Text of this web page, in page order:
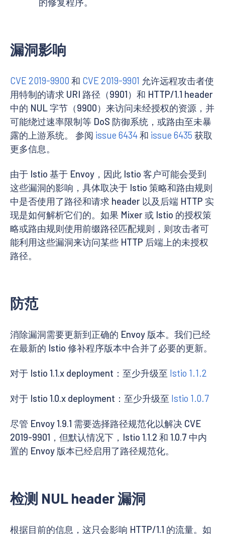
漏洞影响
CVE 2019-9900 和 CVE 2019-9901 允许远程攻击者使
用特制的请求 URI 路径（9901）和 HTTP/1.1 header
中的 NUL 字节（9900）来访问未经授权的资源，并
可能绕过速率限制等 DoS 防御系统，或路由至未暴
露的上游系统。 参阅 issue 6434和 issue 6435 获取
更多信息。
由于 Istio 基于 Envoy，因此 Istio 客户可能会受到
这些漏洞的影响，具体取决于 Istio 策略和路由规则
中是否使用了路径和请求 header 以及后端 HTTP 实
现是如何解析它们的。如果 Mixer 或 Istio 的授权策
略或路由规则使用前缀路径匹配规则，则攻击者可
能利用这些漏洞来访问某些 HTTP 后端上的未授权
路径。
防范
消除漏洞需要更新到正确的 Envoy 版本。我们已经
在最新的 Istio 修补程序版本中合并了必要的更新。
对于 Istio 1.1.x deployment：至少升级至 Istio 1.1.2
对于 Istio 1.0.x deployment：至少升级至 Istio 1.0.7
尽管 Envoy 1.9.1 需要选择路径规范化以解决 CVE
2019-9901，但默认情况下，Istio 1.1.2 和 1.0.7 中内
置的 Envoy 版本已经启用了路径规范化。
检测 NUL header 漏洞
根据目前的信息，这只会影响 HTTP/1.1 的流量。如